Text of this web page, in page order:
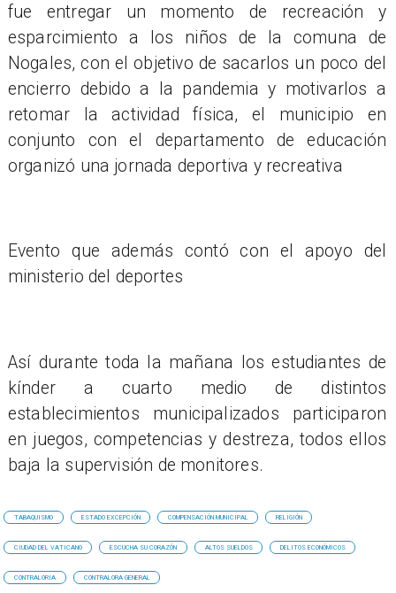
fue entregar un momento de recreación y
esparcimiento a los niños de la comuna de
Nogales, con el objetivo de sacarlos un poco del
encierro debido a la pandemia y motivarlos a
retomar la actividad física, el municipio en
conjunto con el departamento de educación
organizó una jornada deportiva y recreativa
Evento que además contó con el apoyo del
ministerio del deportes
Así durante toda la mañana los estudiantes de
kínder a cuarto medio de distintos
establecimientos municipalizados participaron
en juegos, competencias y destreza, todos ellos
baja la supervisión de monitores.
TABAQUISMO ESTADO EXCEPCIÓN COMPENSACIÓN MUNICIPAL RELIGIÓN
CIUDAD DEL VATICANO ESCUCHA SU CORAZÓN ALTOS SUELDOS DELITOS ECONÓMICOS
CONTRALORIA CONTRALORA GENERAL